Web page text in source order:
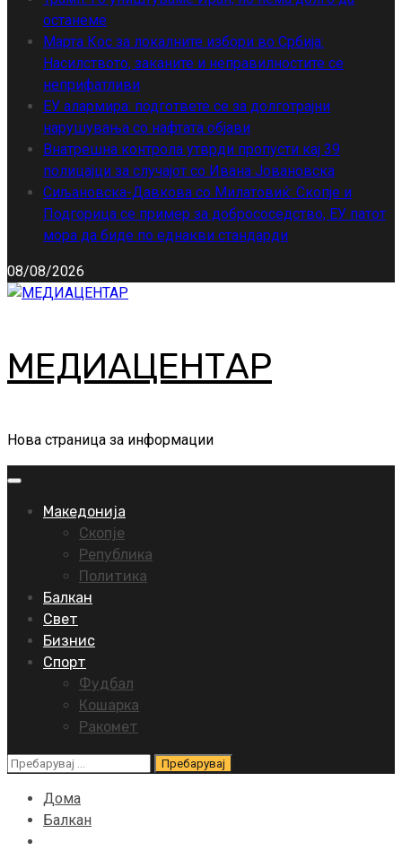
останеме
Марта Кос за локалните избори во Србија:
Насилството, заканите и неправилностите се
неприфатливи
ЕУ алармира: подгответе се за долготрајни
нарушувања со нафтата објави
Внатрешна контрола утврди пропусти кај 39
полицајци за случајот со Ивана Јовановска
Сиљановска-Давкова со Милатовиќ: Скопје и
Подгорица се пример за добрососедство, ЕУ патот
мора да биде по еднакви стандарди
08/08/2026
МЕДИАЦЕНТАР
Нова страница за информации
Primary
Македонија
Скопје
Република
Политика
Балкан
Свет
Бизнис
Спорт
Фудбал
Кошарка
Ракомет
Пребарувај
Дома
Балкан